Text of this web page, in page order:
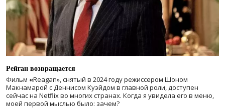
Рейган возвращается
Фильм «Reagan», снятый в 2024 годурежиссером Шоном
Макнамарой с Деннисом Куэйдом в главной роли, доступен
сейчас на Netflix во многих странах. Когда я увидела его в меню,
моей первой мыслью было: зачем?